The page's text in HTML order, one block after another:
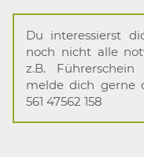
Du interessierst
noch nicht alle
z.B.
melde dich gerne
561 47562 158